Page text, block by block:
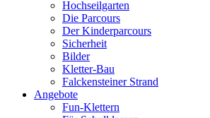
Hochseilgarten
Die Parcours
Der Kinderparcours
Sicherheit
Bilder
Kletter-Bau
Falckensteiner Strand
Angebote
Fun-Klettern